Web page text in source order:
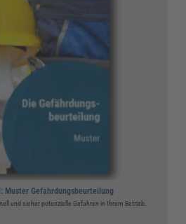
Muster Gefährdungsbeurteilung
und sicher potenzielle Gefahren in Ihrem Betrieb.